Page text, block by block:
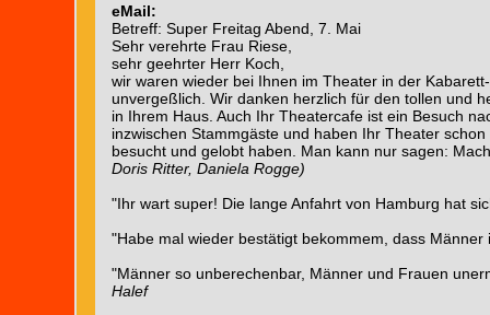
eMail:
Betreff: Super Freitag Abend, 7. Mai
Sehr verehrte Frau Riese,
sehr geehrter Herr Koch,
wir waren wieder bei Ihnen im Theater in der
unvergeßlich. Wir danken herzlich für den tollen und
in Ihrem Haus. Auch Ihr Theatercafe ist ein Besuch
inzwischen Stammgäste und haben Ihr Theater
besucht und gelobt haben. Man kann nur sagen:
Doris Ritter, Daniela Rogge)
"Ihr wart super! Die lange Anfahrt von Hamburg hat
"Habe mal wieder bestätigt bekommem, dass
"Männer so unberechenbar, Männer und Frauen
Halef